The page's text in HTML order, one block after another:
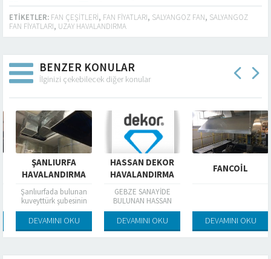
ETIKETLER: FAN ÇEŞITLERI, FAN FIYATLARI, SALYANGOZ FAN, SALYANGOZ
FAN FIYATLARI, UZAY HAVALANDIRMA
BENZER KONULAR
İlginizi çekebilecek diğer konular
ŞANLIURFA
HAVALANDIRMA
Şanlıurfada bulunan
kuveyttürk şubesinin
havalandırma ve
soğutma işleri
04,04,2017 tarihinde
bitirildi
DEVAMINI OKU
HASSAN DEKOR
HAVALANDIRMA
GEBZE SANAYİDE
BULUNAN HASSAN
DEKOR FİRMASININ
HAVALANDIRMA VE
BACA SİSTEMLERİ
PROJELERİNİ
DEVAMINI OKU
FANCOIL
DEVAMINI OKU